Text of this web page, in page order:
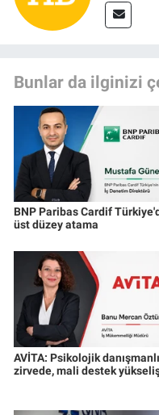
Bunlar da ilginizi
BNP Paribas Cardif
üst düzey atama
AVİTA: Psikolojik
zirvede, mali destek